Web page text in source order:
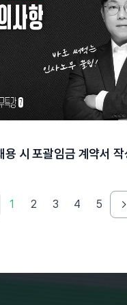
시 포괄임금 계약서 작
1 2 3 4 5